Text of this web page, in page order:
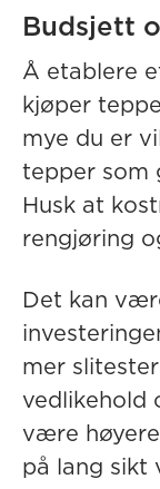
Budsjett
Å etablere
kjøper
mye du er
tepper som
Husk at
rengjøring
Det kan
mer
vedlikehold
være
på lang sikt